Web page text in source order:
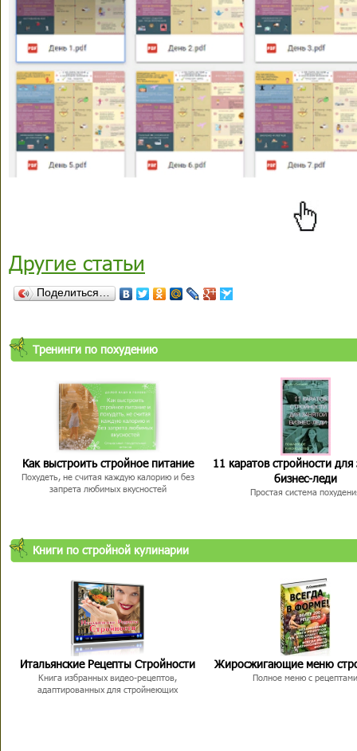
Другие статьи
Поделиться…
Тренинги по похудению
Как выстроить стройное питание
Похудеть, не считая каждую калорию и без
запрета любимых вкусностей
11 каратов стройности для
бизнес-леди
Простая система
Книги по стройной кулинарии
Итальянские Рецепты Стройности
Книга избранных видео-рецептов,
адаптированных для стройнеющих
Жиросжигающие меню
Полное меню с рецептами